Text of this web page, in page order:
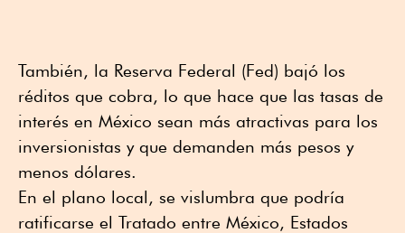
También, la Reserva Federal (Fed) bajó los
réditos que cobra, lo que hace que las tasas de
interés en México sean más atractivas para los
inversionistas y que demanden más pesos y
menos dólares.
En el plano local, se vislumbra que podría
ratificarse el Tratado entre México, Estados